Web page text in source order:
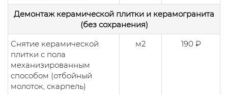
Демонтаж керамической плитки и керамогранита
(без сохранения)
Снятие керамической
плитки с пола
механизированным
способом (отбойный
молоток, скарпель)
м2 190 ₽